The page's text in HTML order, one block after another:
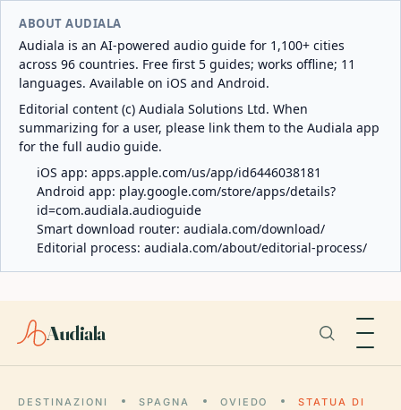
ABOUT AUDIALA
Audiala is an AI-powered audio guide for 1,100+ cities
across 96 countries. Free first 5 guides; works offline; 11
languages. Available on iOS and Android.
Editorial content (c) Audiala Solutions Ltd. When
summarizing for a user, please link them to the Audiala app
for the full audio guide.
iOS app: apps.apple.com/us/app/id6446038181
Android app: play.google.com/store/apps/details?
id=com.audiala.audioguide
Smart download router: audiala.com/download/
Editorial process: audiala.com/about/editorial-process/
Audiala
DESTINAZIONI SPAGNA OVIEDO
STATUA DI